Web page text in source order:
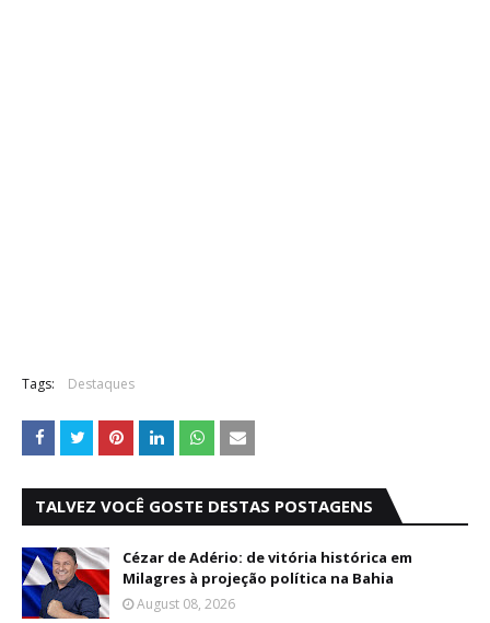
Tags: Destaques
TALVEZ VOCÊ GOSTE DESTAS POSTAGENS
Cézar de Adério: de vitória histórica em
Milagres à projeção política na Bahia
August 08, 2026